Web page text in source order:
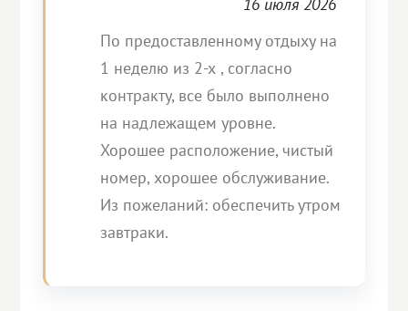
По предоставленному отдыху на
1 неделю из 2-х , согласно
контракту, все было выполнено
на надлежащем уровне.
Хорошее расположение, чистый
номер, хорошее обслуживание.
Из пожеланий: обеспечить утром
завтраки.